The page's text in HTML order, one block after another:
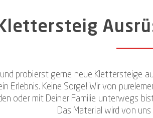
probierst gerne neue Klettersteige
Erlebnis. Keine Sorge! Wir von
oder mit Deiner Familie unterwegs
Das Material wird von